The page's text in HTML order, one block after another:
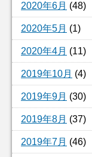
2020年6月 (48)
2020年5月 (1)
2020年4月 (11)
2019年10月 (4)
2019年9月 (30)
2019年8月 (37)
2019年7月 (46)